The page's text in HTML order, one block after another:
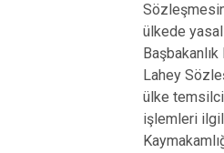
ülkede
Lahey
ülke
işlemleri